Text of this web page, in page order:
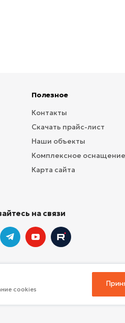
Полезное
Контакты
Скачать прайс-лист
Наши объекты
Комплексное оснащение
Карта сайта
на связи
для спорта
cookies